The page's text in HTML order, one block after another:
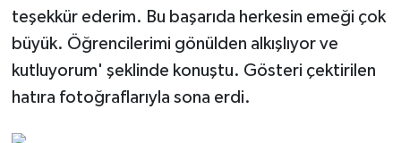
teşekkür ederim. Bu başarıda herkesin emeği çok
büyük. Öğrencilerimi gönülden alkışlıyor ve
kutluyorum' şeklinde konuştu. Gösteri çektirilen
hatıra fotoğraflarıyla sona erdi.